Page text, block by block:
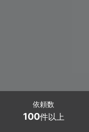
依頼数
100件以上